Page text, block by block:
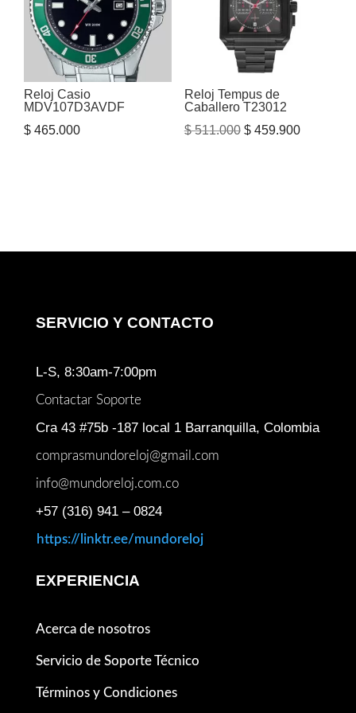
Reloj Casio
MDV107D3AVDF
$ 465.000
Reloj Tempus de
Caballero T23012
$511.000 El
$459.900El
SERVICIO Y CONTACTO
L-S, 8:30am-7:00pm
Contactar Soporte
Cra 43 #75b -187 local 1 Barranquilla, Colombia
comprasmundoreloj@gmail.com
info@mundoreloj.com.co
+57 (316) 941 – 0824
https://linktr.ee/mundoreloj
EXPERIENCIA
Acerca de nosotros
Servicio de Soporte Técnico
Términos y Condiciones